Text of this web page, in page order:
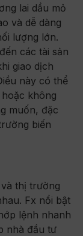
lai dầu mỏ
và dễ dàng
lượng lớn.
các tài sản
giao dịch
này có thể
không
muốn, đặc
biến
thị trường
Fx nổi bật
lệnh nhanh
nhà đầu tư